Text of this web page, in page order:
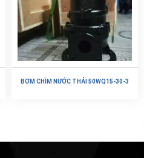
BƠM CHÌM NƯỚC THẢI 50WQ15-30-3